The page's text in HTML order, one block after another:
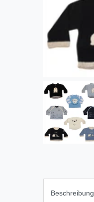
Beschreibung